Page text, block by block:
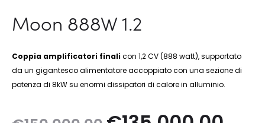
Moon 888W 1.2
Coppia amplificatori finalicon 1,2 CV (888 watt), supportato
da un gigantesco alimentatore accoppiato con una sezione di
potenza di 8kW su enormi dissipatori di calore in alluminio.
Il